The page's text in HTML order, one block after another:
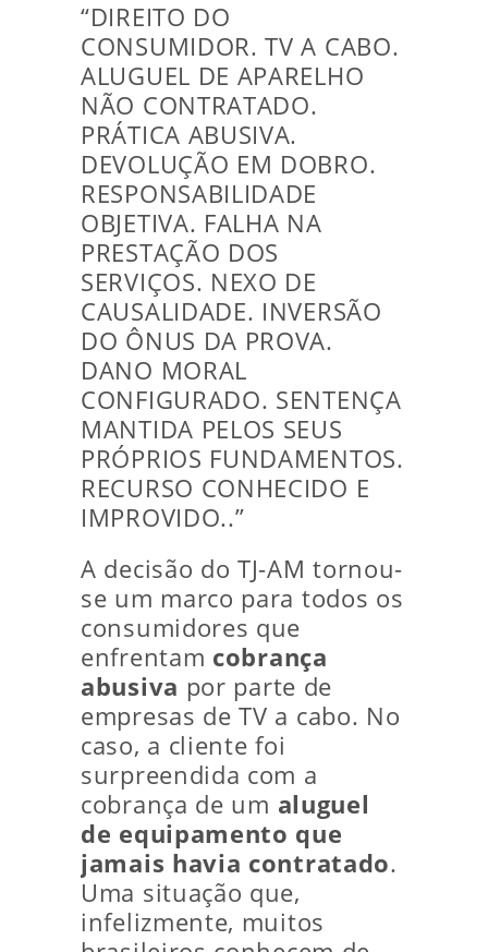
“DIREITO DO
CONSUMIDOR. TV A CABO.
ALUGUEL DE APARELHO
NÃO CONTRATADO.
PRÁTICA ABUSIVA.
DEVOLUÇÃO EM DOBRO.
RESPONSABILIDADE
OBJETIVA. FALHA NA
PRESTAÇÃO DOS
SERVIÇOS. NEXO DE
CAUSALIDADE. INVERSÃO
DO ÔNUS DA PROVA.
DANO MORAL
CONFIGURADO. SENTENÇA
MANTIDA PELOS SEUS
PRÓPRIOS FUNDAMENTOS.
RECURSO CONHECIDO E
IMPROVIDO..”
A decisão do TJ-AM tornou-
se um marco para todos os
consumidores que
enfrentam cobrança
abusiva por parte de
empresas de TV a cabo. No
caso, a cliente foi
surpreendida com a
cobrança de um aluguel
de equipamento que
jamais havia contratado.
Uma situação que,
infelizmente, muitos